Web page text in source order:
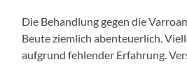
Die Behandlung gegen die
Beute ziemlich abenteuerlich.
aufgrund fehlender Erfahrung.